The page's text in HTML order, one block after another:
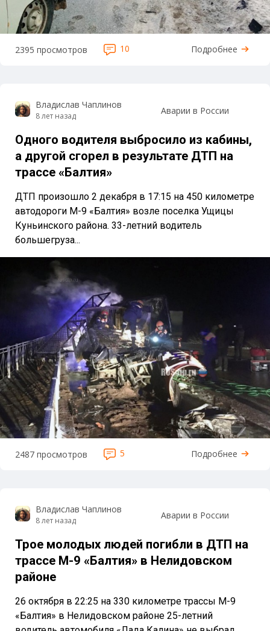
2395 просмотров 10 Подробнее
Владислав Чаплинов
8 лет назад Аварии в России
Одного водителя выбросило из кабины,
а другой сгорел в результате ДТП на
трассе «Балтия»
ДТП произошло 2 декабря в 17:15 на 450 километре
автодороги М-9 «Балтия» возле поселка Ущицы
Куньинского района. 33-летний водитель
большегруза...
2487 просмотров 5 Подробнее
Владислав Чаплинов
8 лет назад Аварии в России
Трое молодых людей погибли в ДТП на
трассе М-9 «Балтия» в Нелидовском
районе
26 октября в 22:25 на 330 километре трассы М-9
«Балтия» в Нелидовском районе 25-летний